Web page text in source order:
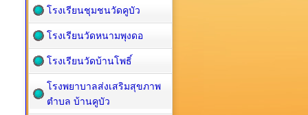
โรงเรียนชุมชนวัดคูบัว
โรงเรียนวัดหนามพุงดอ
โรงเรียนวัดบ้านโพธิ์
โรงพยาบาลส่งเสริมสุขภาพ
ตำบล บ้านคูบัว